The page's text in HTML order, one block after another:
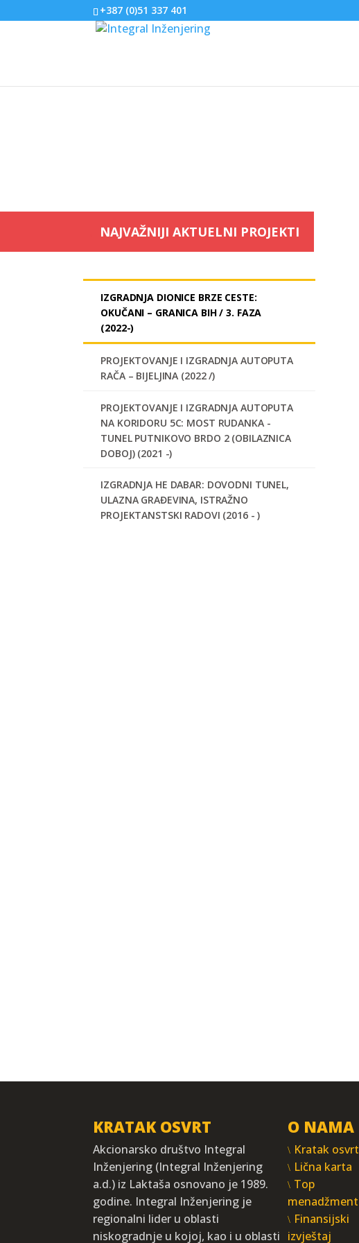
+387 (0)51 337 401
NAJVAŽNIJI AKTUELNI PROJEKTI
IZGRADNJA DIONICE BRZE CESTE:
OKUČANI – GRANICA BIH / 3. FAZA
(2022-)
PROJEKTOVANJE I IZGRADNJA AUTOPUTA
RAČA – BIJELJINA (2022 /)
PROJEKTOVANJE I IZGRADNJA AUTOPUTA
NA KORIDORU 5C: MOST RUDANKA -
TUNEL PUTNIKOVO BRDO 2 (OBILAZNICA
DOBOJ) (2021 -)
IZGRADNJA HE DABAR: DOVODNI TUNEL,
ULAZNA GRAĐEVINA, ISTRAŽNO
PROJEKTANSTSKI RADOVI (2016 - )
KRATAK OSVRT
Akcionarsko društvo Integral
Inženjering (Integral Inženjering
a.d.) iz Laktaša osnovano je 1989.
godine. Integral Inženjering je
regionalni lider u oblasti
niskogradnje u kojoj, kao i u oblasti
O NAMA
Kratak osvrt
Lična karta
Top
menadžment
Finansijski
izvještaj